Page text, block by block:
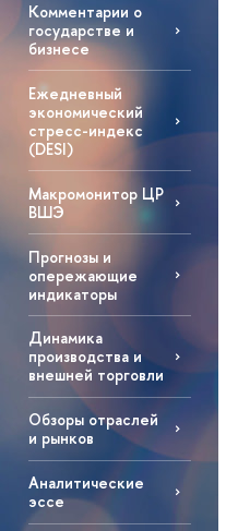
Комментарии о
государстве и
бизнесе
Ежедневный
экономический
стресс-индекс
(DESI)
Макромонитор ЦР
ВШЭ
Прогнозы и
опережающие
индикаторы
Динамика
производства и
внешней торговли
Обзоры отраслей
и рынков
Аналитические
эссе